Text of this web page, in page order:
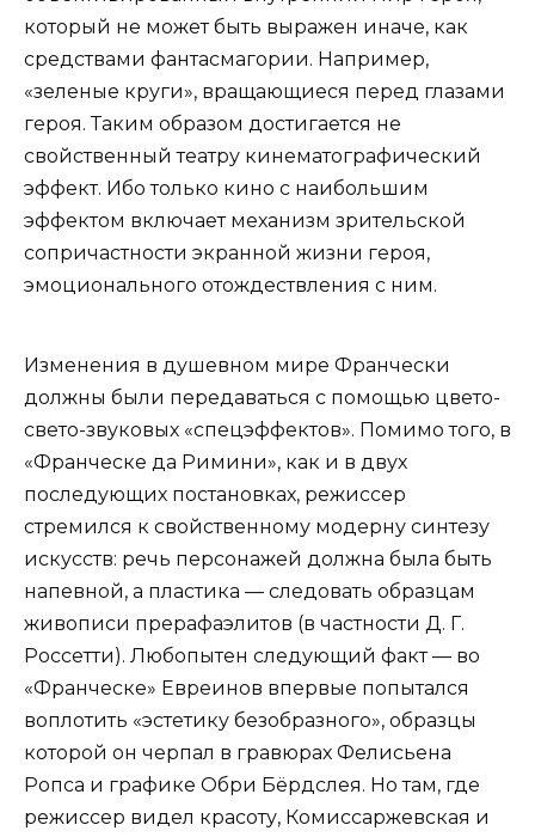
который не может быть выражен иначе, как
средствами фантасмагории. Например,
«зеленые круги», вращающиеся перед глазами
героя. Таким образом достигается не
свойственный театру кинематографический
эффект. Ибо только кино с наибольшим
эффектом включает механизм зрительской
сопричастности экранной жизни героя,
эмоционального отождествления с ним.
Изменения в душевном мире Франчески
должны были передаваться с помощью цвето-
свето-звуковых «спецэффектов». Помимо того, в
«Франческе да Римини», как и в двух
последующих постановках, режиссер
стремился к свойственному модерну синтезу
искусств: речь персонажей должна была быть
напевной, а пластика — следовать образцам
живописи прерафаэлитов (в частности Д. Г.
Россетти). Любопытен следующий факт — во
«Франческе» Евреинов впервые попытался
воплотить «эстетику безобразного», образцы
которой он черпал в гравюрах Фелисьена
Ропса и графике Обри Бёрдслея. Но там, где
режиссер видел красоту, Комиссаржевская и